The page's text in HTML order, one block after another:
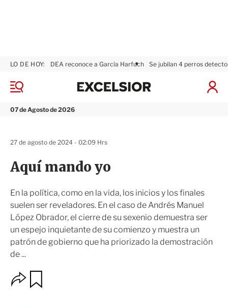
M
n
07 de Agosto de 2026
LO DE HOY: DEA reconoce a García Harfuch Se jubilan 4 perros
I
x
Aquí mando yo
En la política, como en la vida, los inicios y los finales
suelen ser reveladores. En el caso de Andrés Manuel
López Obrador, el cierre de su sexenio demuestra ser
un espejo inquietante de su comienzo y muestra un
patrón de gobierno que ha priorizado la demostración
de ...
27 de agosto de 2024 - 02:09 Hrs
O
p